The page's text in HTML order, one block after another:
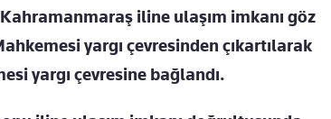
iline ulaşım imkanı göz
yargı çevresinden çıkartılarak
yargı çevresine bağlandı.